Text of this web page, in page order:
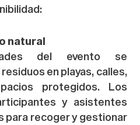
natural
del evento se
en playas, calles,
protegidos. Los
y asistentes
para recoger y gestionar